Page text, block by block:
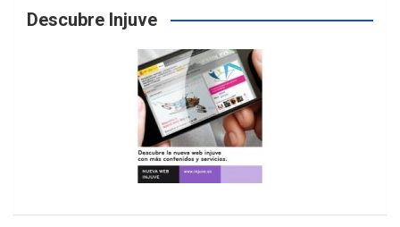
Descubre Injuve